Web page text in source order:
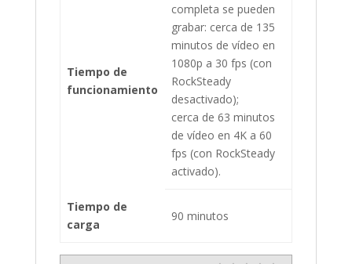
Tiempo de
funcionamiento
completa se pueden
grabar: cerca de 135
minutos de vídeo en
1080p a 30 fps (con
RockSteady
desactivado);
cerca de 63 minutos
de vídeo en 4K a 60
fps (con RockSteady
activado).
Tiempo de
carga
90 minutos